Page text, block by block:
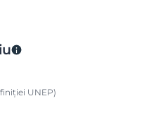
UNEP)